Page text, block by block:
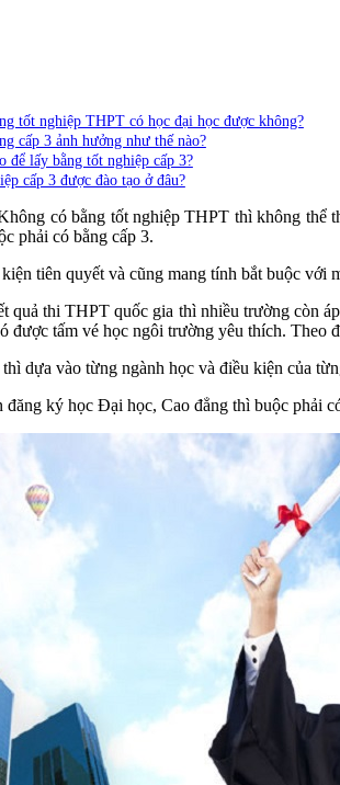
tốt nghiệp THPT có học đại học được không?
cấp 3 ảnh hưởng như thế nào?
để lấy bằng tốt nghiệp cấp 3?
cấp 3 được đào tạo ở đâu?
có bằng tốt nghiệp THPT thì không
phải có bằng cấp 3.
tiên quyết và cũng mang tính bắt buộc với
quả thi THPT quốc gia thì nhiều trường còn
được tấm vé học ngôi trường yêu thích. Theo
dựa vào từng ngành học và điều kiện của
đăng ký học Đại học, Cao đẳng thì buộc phải